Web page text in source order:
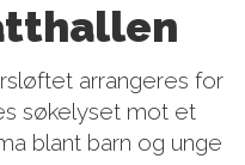
arrangeres for
søkelyset mot et
blant barn og unge